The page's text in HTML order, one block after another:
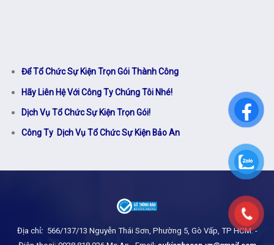
Để Tổ Chức Sự Kiện Trọn Gói Thành Công
Hãy Liên Hệ Với Công Ty Chúng Tôi Nhé!
Dịch Vụ Tổ Chức Sự Kiện Trọn Gói!
Công Ty Dịch Vụ Tổ Chức Sự Kiện Bảo An
Địa chỉ: 566/137/13 Nguyễn Thái Sơn, Phường 5, Gò Vấp, TP HCM. -